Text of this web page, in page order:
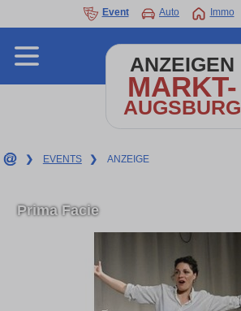
Event Auto Immo
ANZEIGEN
MARKT-
AUGSBURG
❯ EVENTS ❯ ANZEIGE
Prima Facie